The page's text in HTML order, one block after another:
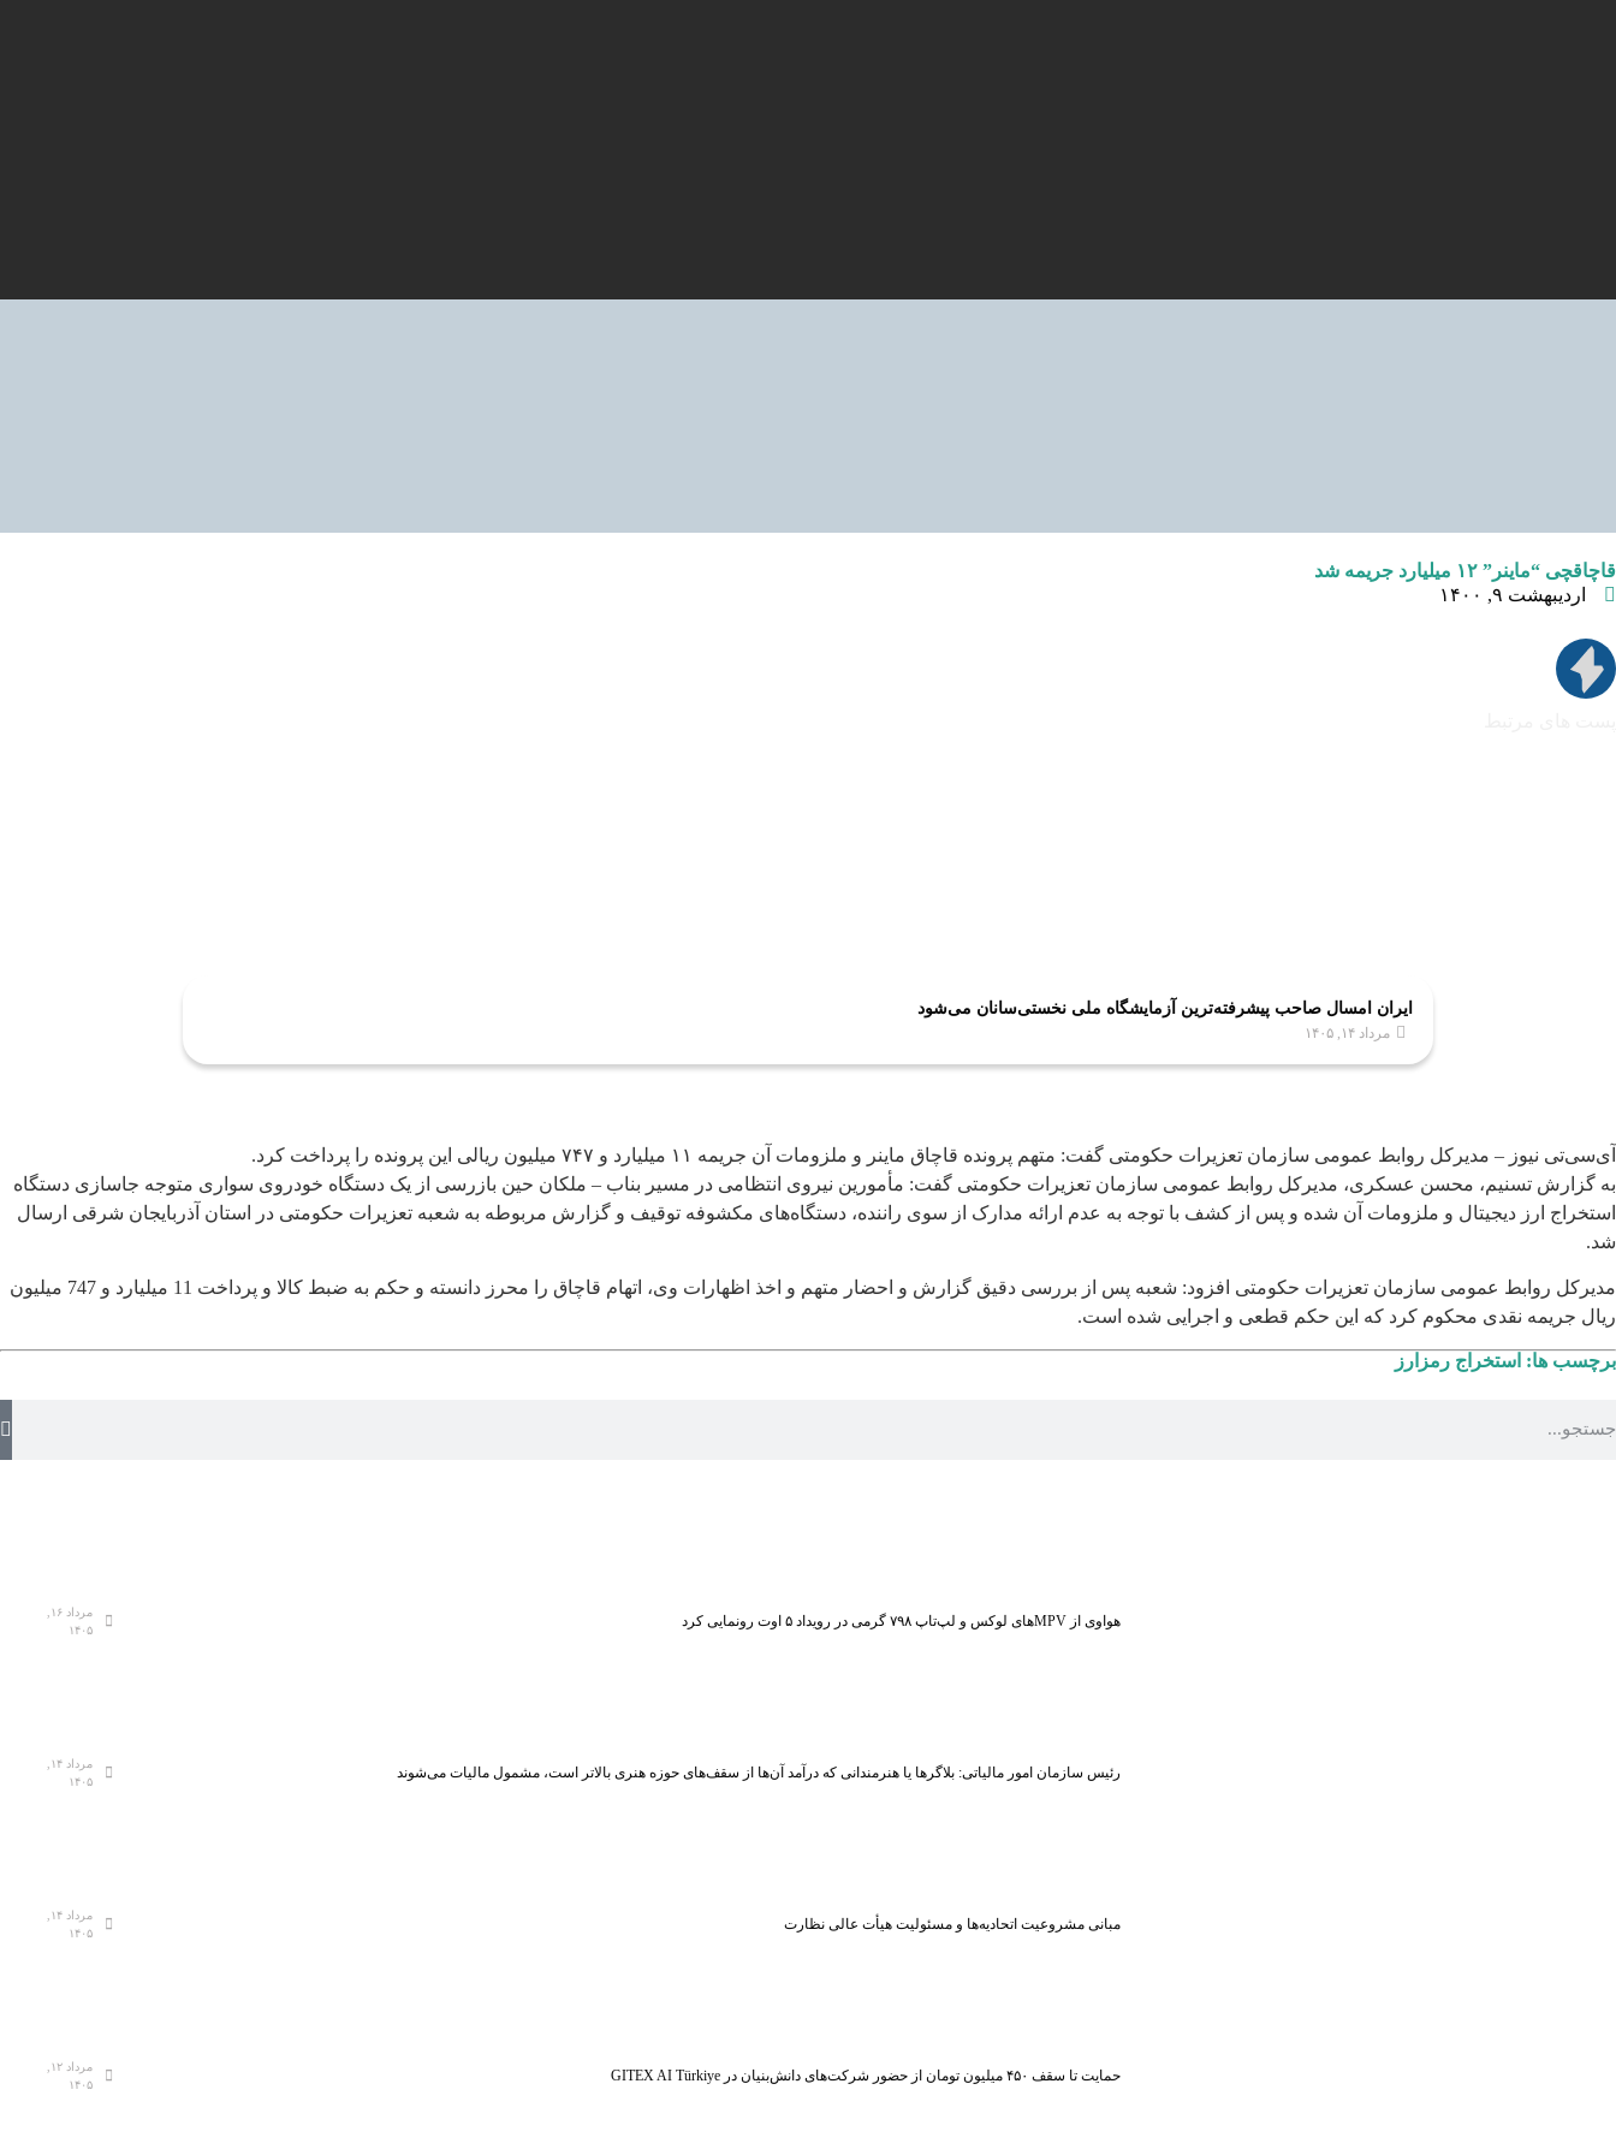
قاچاقچی “ماینر” ۱۲ میلیارد جریمه شد
اردیبهشت ۹, ۱۴۰۰
ایران امسال صاحب پیشرفته‌ترین آزمایشگاه ملی نخستی‌سانان می‌شود
مرداد ۱۴, ۱۴۰۵
آی‌سی‌تی نیوز – مدیرکل روابط عمومی سازمان تعزیرات حکومتی گفت: متهم پرونده قاچاق ماینر و ملزومات آن جریمه ۱۱ میلیارد و ۷۴۷ میلیون ریالی این پرونده را پرداخت کرد.
به گزارش تسنیم، محسن عسکری، مدیرکل روابط عمومی سازمان تعزیرات حکومتی گفت: مأمورین نیروی انتظامی در مسیر بناب – ملکان حین بازرسی از یک دستگاه خودروی سواری متوجه جاسازی دستگاه
استخراج ارز دیجیتال و ملزومات آن شده و پس از کشف با توجه به عدم ارائه مدارک از سوی راننده، دستگاه‌های مکشوفه توقیف و گزارش مربوطه به شعبه تعزیرات حکومتی در استان آذربایجان شرقی ارسال
شد.
مدیرکل روابط عمومی سازمان تعزیرات حکومتی افزود: شعبه پس از بررسی دقیق گزارش و احضار متهم و اخذ اظهارات وی، اتهام قاچاق را محرز دانسته و حکم به ضبط کالا و پرداخت 11 میلیارد و 747 میلیون
ریال جریمه نقدی محکوم کرد که این حکم قطعی و اجرایی شده است.
برچسب ها: استخراج رمزارز
هواوی از MPVهای لوکس و لپ‌تاپ ۷۹۸ گرمی در رویداد ۵ اوت رونمایی کرد
۱۴۰۵
رئیس سازمان امور مالیاتی: بلاگر‌ها یا هنرمندانی که درآمد آن‌ها از سقف‌های حوزه هنری بالاتر است، مشمول مالیات می‌شوند
۱۴۰۵
مبانی مشروعیت اتحادیه‌ها و مسئولیت هیأت عالی نظارت
۱۴۰۵
حمایت تا سقف ۴۵۰ میلیون تومان از حضور شرکت‌های دانش‌بنیان در GITEX AI Türkiye
۱۴۰۵